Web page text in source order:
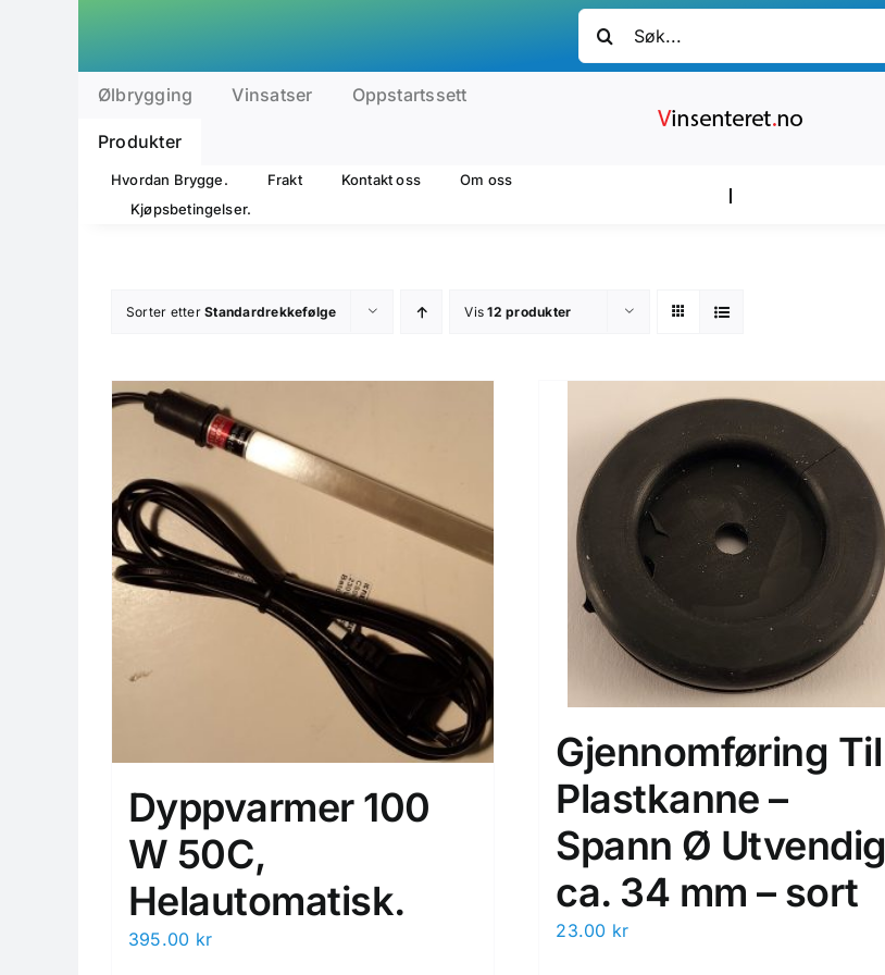
etter:
Ølbrygging
Vinsatser Oppstartssett
Produkter
Hvordan Brygge. Frakt Kontakt oss
Om oss
Kjøpsbetingelser.
Sorter etterStandardrekkefølge Vis12 produkter
Dyppvarmer 100
W 50C,
Helautomatisk.
395.00 kr
Gjennomføring Til
Plastkanne –
Spann Ø Utvendig
ca. 34 mm – sort
23.00 kr